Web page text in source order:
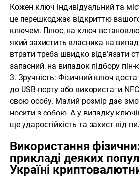
Кожен ключ індивідуальний та
це перешкоджає відкриттю
ключем. Плюс, на ключ
який захистить власника на
втрати треба швидко відв’язати
запасний, на випадок підбору пін-
3. Зручність: Фізичний ключ
до USB-порту або використати
свою особу. Малий розмір дає
носити з собою. А у випадку
ще ударостійкість та захист від
Використання
прикладі деяких
Україні